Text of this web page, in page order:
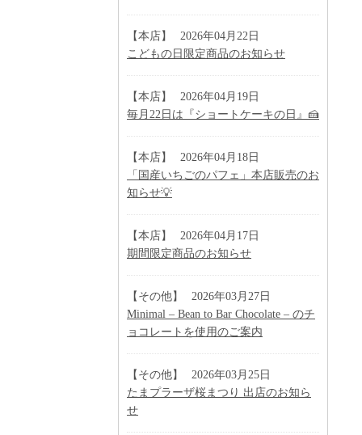
【本店】
2026年04月22日
こどもの日限定商品のお知らせ
【本店】
2026年04月19日
毎月22日は『ショートケーキの日』🍰
【本店】
2026年04月18日
「国産いちごのパフェ」本店販売のお
知らせ💡
【本店】
2026年04月17日
期間限定商品のお知らせ
【その他】
2026年03月27日
Minimal – Bean to Bar Chocolate – のチ
ョコレートを使用のご案内
【その他】
2026年03月25日
たまプラーザ桜まつり 出店のお知ら
せ